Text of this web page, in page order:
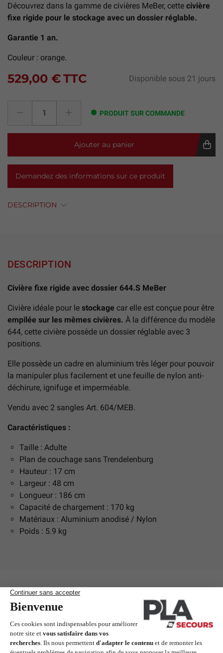
Découvrez dans la gamme de civières MeBer, cette civière
fixe rigide pour le stockage avec un dossier réglable.
Garantie 1 an.
Couleur : orange.
529,00 €TTC Disponible sous 21 jours
PRODUIT SUR COMMANDE
Ajouter au panier
Demandez des informations sur ce produit
DESCRIPTION
DESCRIPTION
Civière fixe rigide avec dossier 644.S MeBer
Civière idéale pour le stockage car elle est conçue pour être
empilée sur les mêmes civières. À la différence du modèle
644, cette civière possède un dossier réglable avec 3
positions.
Elle possède un cadre en aluminium très léger pour pouvoir
la manipuler plus facilement et une feuille de nylon anti-
déchirure, ignifuge et imperméable.
Vendu avec 2 sangles Art. 604/MEB.
Caractéristiques :
Taille : Adulte
Plan de couchage sans Trendelenburg
Hauteur : 17 cm
Largeur : 48 cm
Longueur : 186 cm
Capacité de chargement : 170 kg
Matériaux : Aluminium anodisé / Nylon
Poids : 5.9 kg
Articles complémentaires